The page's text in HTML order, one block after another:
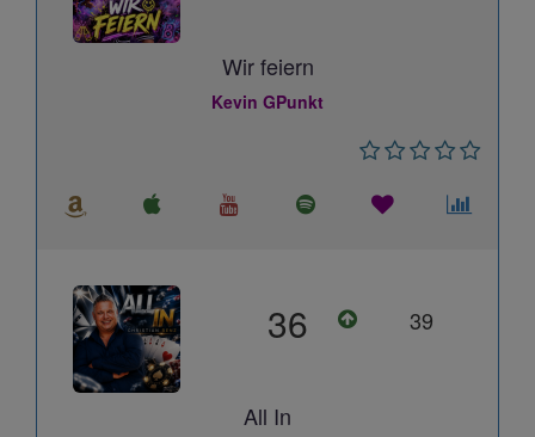
Wir feiern
Kevin GPunkt
36 39
All In